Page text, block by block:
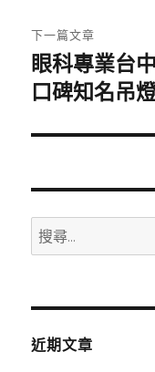
章:
下一篇文章
下
一
文
眼科專業台
口碑知名吊
搜
尋
鍵
近期文章